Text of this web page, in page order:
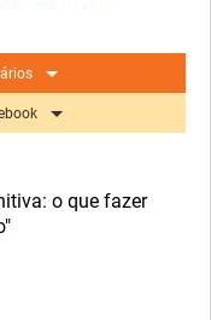
o que fazer